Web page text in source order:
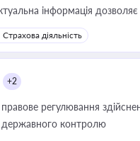
інформація
їх належне
Страхова діяльність
+2
регулювання
контролю